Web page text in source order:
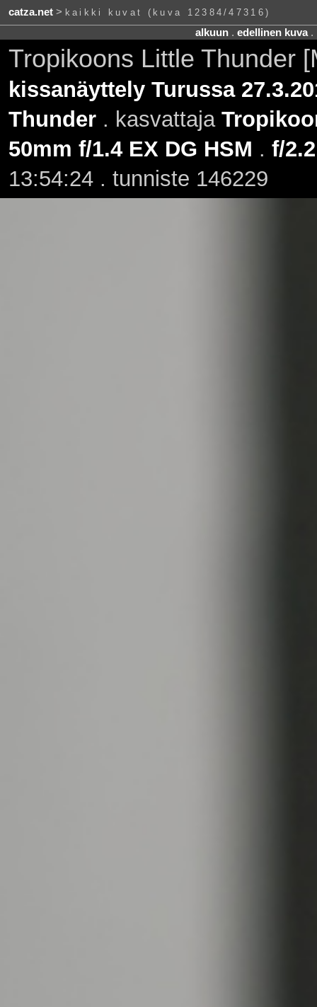
catza.net> kaikki kuvat (kuva 12384/47316)
alkuun. edellinen kuva.
Tropikoons Little Thunder
kissanäyttely Turussa
Thunder. kasvattaja
50mm f/1.4 EX DG HSM . f/2.2
13:54:24 . tunniste 146229